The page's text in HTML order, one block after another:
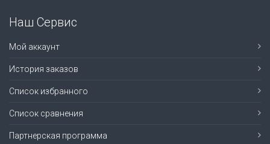
Наш Сервис
Мой аккаунт
История заказов
Список избранного
Список сравнения
Партнерская программа